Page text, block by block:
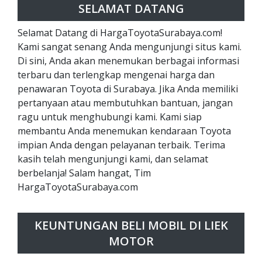
SELAMAT DATANG
Selamat Datang di HargaToyotaSurabaya.com!
Kami sangat senang Anda mengunjungi situs kami.
Di sini, Anda akan menemukan berbagai informasi
terbaru dan terlengkap mengenai harga dan
penawaran Toyota di Surabaya. Jika Anda memiliki
pertanyaan atau membutuhkan bantuan, jangan
ragu untuk menghubungi kami. Kami siap
membantu Anda menemukan kendaraan Toyota
impian Anda dengan pelayanan terbaik. Terima
kasih telah mengunjungi kami, dan selamat
berbelanja! Salam hangat, Tim
HargaToyotaSurabaya.com
KEUNTUNGAN BELI MOBIL DI LIEK
MOTOR